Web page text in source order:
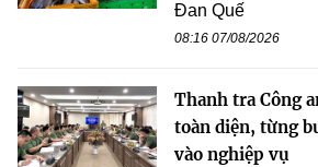
Đan Quế
08:16 07/08/2026
Thanh tra Công
toàn diện, từng
vào nghiệp vụ